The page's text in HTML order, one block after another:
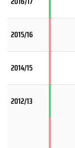
2015/16
2014/15
2012/13